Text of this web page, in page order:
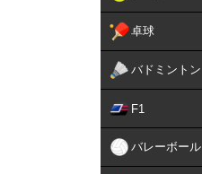
卓球
バドミントン
F1
バレーボール